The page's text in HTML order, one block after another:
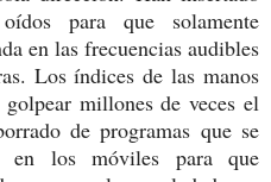
para que solamente
en las frecuencias audibles
Los índices de las manos
millones de veces el
de programas que se
en los móviles para que